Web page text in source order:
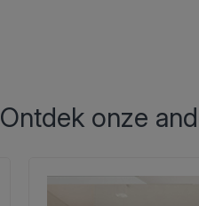
Ontdek onze